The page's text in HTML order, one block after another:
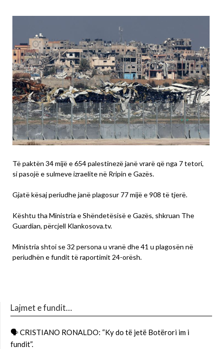
Të paktën 34 mijë e 654 palestinezë janë vrarë që nga 7 tetori,
si pasojë e sulmeve izraelite në Rripin e Gazës.
Gjatë kësaj periudhe janë plagosur 77 mijë e 908 të tjerë.
Kështu tha Ministria e Shëndetësisë e Gazës, shkruan The
Guardian, përcjell Klankosova.tv.
Ministria shtoi se 32 persona u vranë dhe 41 u plagosën në
periudhën e fundit të raportimit 24-orësh.
Lajmet e fundit…
🗣 CRISTIANO RONALDO: “Ky do të jetë Botërori im i
fundit”.